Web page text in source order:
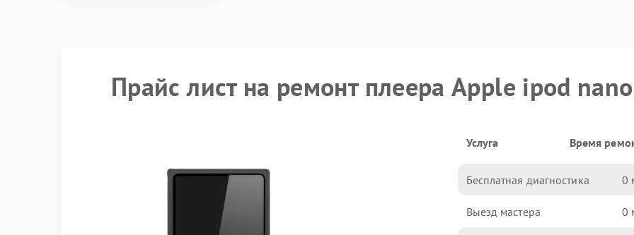
Прайс лист на ремонт плеера Apple ipod
Услуга Время
Бесплатная диагностика 0
Выезд мастера 0